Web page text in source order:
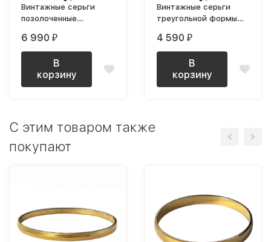
Винтажные серьги
позолоченные
6 990 ₽
В
корзину
Винтажные серьги
треугольной формы
4 590 ₽
В
корзину
C этим товаром также
покупают